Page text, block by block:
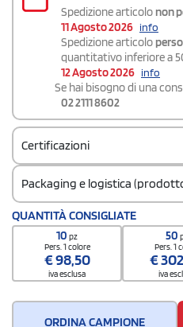
Spedizione articolo non
11 Agosto 2026 info
Spedizione articolo
quantitativo inferiore a
12 Agosto 2026 info
Se hai bisogno di una
02 2111 8602
Certificazioni
Packaging e logistica
Codice doganale
6211421000000000000000
Quantità per confezione
75 / Polybag
Quantità per scatola
75
QUANTITÀ CONSIGLIATE
10pz
Pers. 1 colore
€98,50
iva esclusa
50
Pers. 1
€
iva
ORDINA CAMPIONE